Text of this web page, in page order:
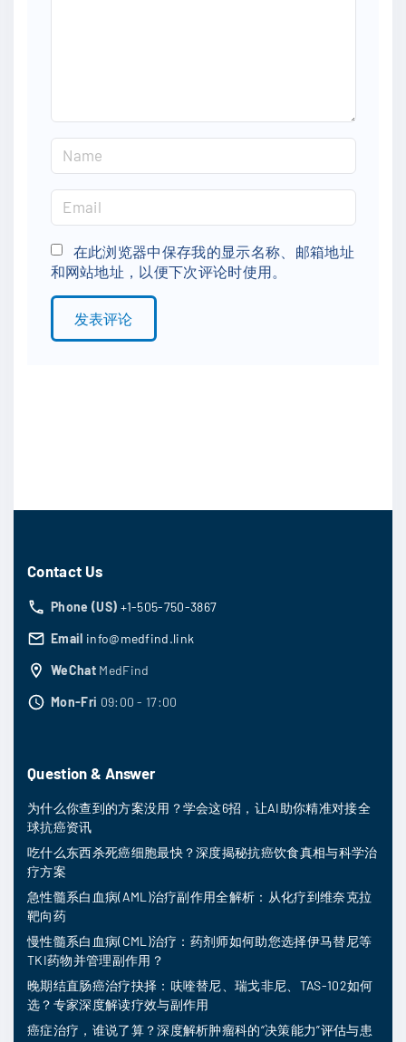
a
e
*
m
a
i
l
在此浏览器中保存我的显示名称、邮箱地址
和网站地址，以便下次评论时使用。
Contact Us
Phone (US) +1-505-750-3867
Email info@medfind.link
WeChat MedFind
Mon-Fri 09:00 - 17:00
Question & Answer
为什么你查到的方案没用？学会这6招，让AI助你精准对接全
球抗癌资讯
吃什么东西杀死癌细胞最快？深度揭秘抗癌饮食真相与科学治
疗方案
急性髓系白血病(AML)治疗副作用全解析：从化疗到维奈克拉
靶向药
慢性髓系白血病(CML)治疗：药剂师如何助您选择伊马替尼等
TKI药物并管理副作用？
晚期结直肠癌治疗抉择：呋喹替尼、瑞戈非尼、TAS-102如何
选？专家深度解读疗效与副作用
癌症治疗，谁说了算？深度解析肿瘤科的“决策能力”评估与患